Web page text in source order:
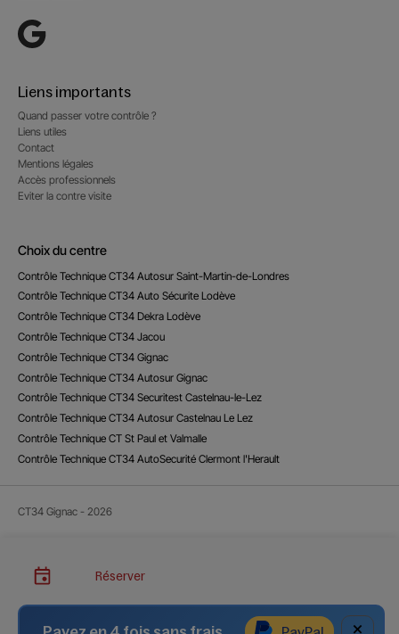
Liens importants
Quand passer votre contrôle ?
Liens utiles
Contact
Mentions légales
Accès professionnels
Eviter la contre visite
Choix du centre
Contrôle Technique CT34 Autosur Saint-Martin-de-Londres
Contrôle Technique CT34 Auto Sécurite Lodève
Contrôle Technique CT34 Dekra Lodève
Contrôle Technique CT34 Jacou
Contrôle Technique CT34 Gignac
Contrôle Technique CT34 Autosur Gignac
Contrôle Technique CT34 Securitest Castelnau-le-Lez
Contrôle Technique CT34 Autosur Castelnau Le Lez
Contrôle Technique CT St Paul et Valmalle
Contrôle Technique CT34 AutoSecurité Clermont l'Herault
CT34 Gignac - 2026
Réserver
×